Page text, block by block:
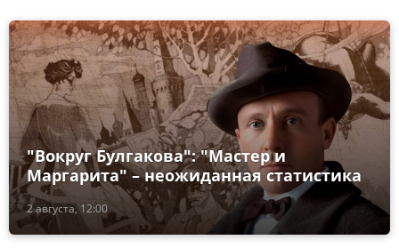
2 августа, 12:00
"Вокруг Булгакова": "Мастер и
Маргарита" – неожиданная статистика